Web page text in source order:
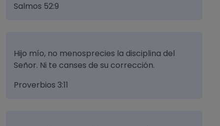
Salmos 52:9
Hijo mío, no menosprecies la disciplina del
Señor. Ni te canses de su corrección.
Proverbios 3:11